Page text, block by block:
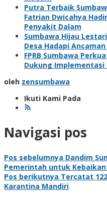
Putra Terbaik
Fatrian Dwicahya
Penyakit Dalam
Sumbawa Hijau
Desa Hadapi
FPRB Sumbawa
Dukung Implementasi
oleh zensumbawa
Ikuti Kami Pada
Navigasi pos
Pos sebelumnya Dandim
Pemerintah untuk
Pos berikutnya Tercatat
Karantina Mandiri